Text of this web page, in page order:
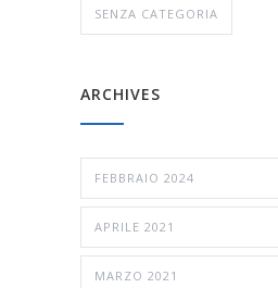
SENZA CATEGORIA
ARCHIVES
FEBBRAIO 2024
APRILE 2021
MARZO 2021